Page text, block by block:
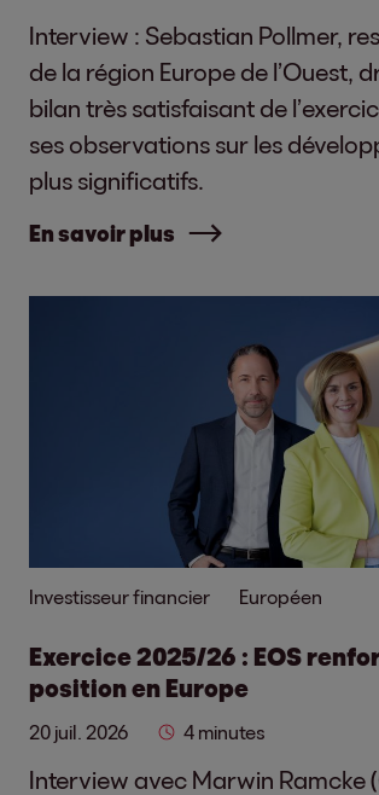
Interview : Sebastian Pollmer,
de la région Europe de l’Ouest,
bilan très satisfaisant de
ses observations sur les
plus significatifs.
En savoir plus
Investisseur financier Européen
Exercice 2025/26 : EOS
position en Europe
20 juil. 2026 4 minutes
Interview avec Marwin Ramcke